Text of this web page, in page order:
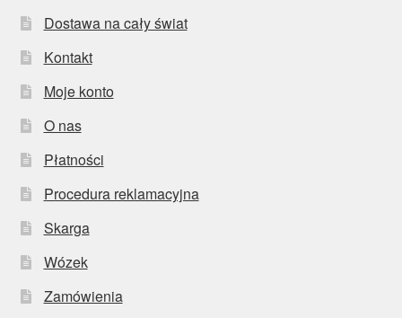
Dostawa na cały świat
Kontakt
Moje konto
O nas
Płatności
Procedura reklamacyjna
Skarga
Wózek
Zamówienia